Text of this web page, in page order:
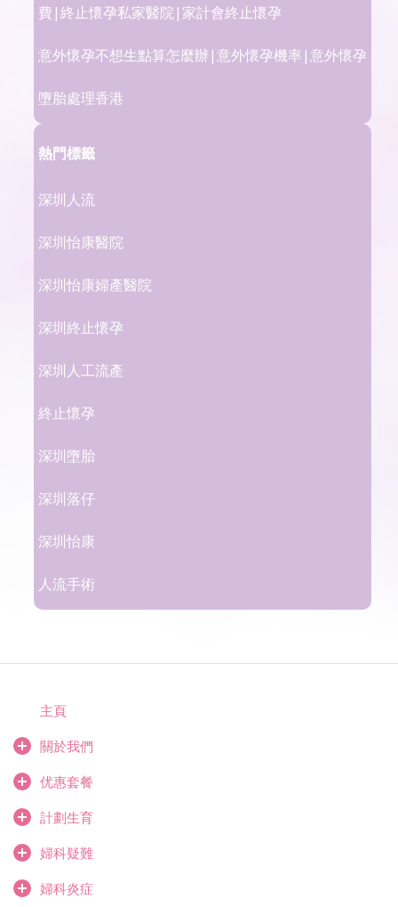
費|終止懷孕私家醫院|家計會終止懷孕
意外懷孕不想生點算怎麼辦|意外懷孕機率|意外懷孕
墮胎處理香港
熱門標籤
深圳人流
深圳怡康醫院
深圳怡康婦產醫院
深圳終止懷孕
深圳人工流產
終止懷孕
深圳墮胎
深圳落仔
深圳怡康
人流手術
主頁
關於我們
优惠套餐
計劃生育
婦科疑難
婦科炎症